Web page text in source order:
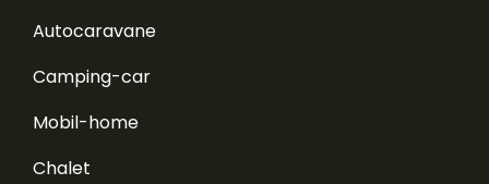
Autocaravane
Camping-car
Mobil-home
Chalet